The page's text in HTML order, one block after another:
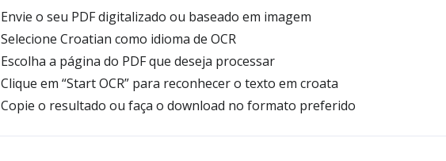
Envie o seu PDF digitalizado ou baseado em imagem
Selecione Croatian como idioma de OCR
Escolha a página do PDF que deseja processar
Clique em “Start OCR” para reconhecer o texto em croata
Copie o resultado ou faça o download no formato preferido